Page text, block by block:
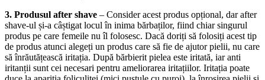
3. Produsul after shave – Consider acest produs opțional, dar after
shave-ul și-a câștigat locul în inima bărbaților, fiind chiar singurul
produs pe care femeile nu îl folosesc. Dacă doriți să folosiți acest tip
de produs atunci alegeți un produs care să fie de ajutor pielii, nu care
să înrăutățească iritația. După bărbierit pielea este iritată, iar anti
iritanții sunt cei necesari pentru ameliorarea iritațiilor. Iritația poate